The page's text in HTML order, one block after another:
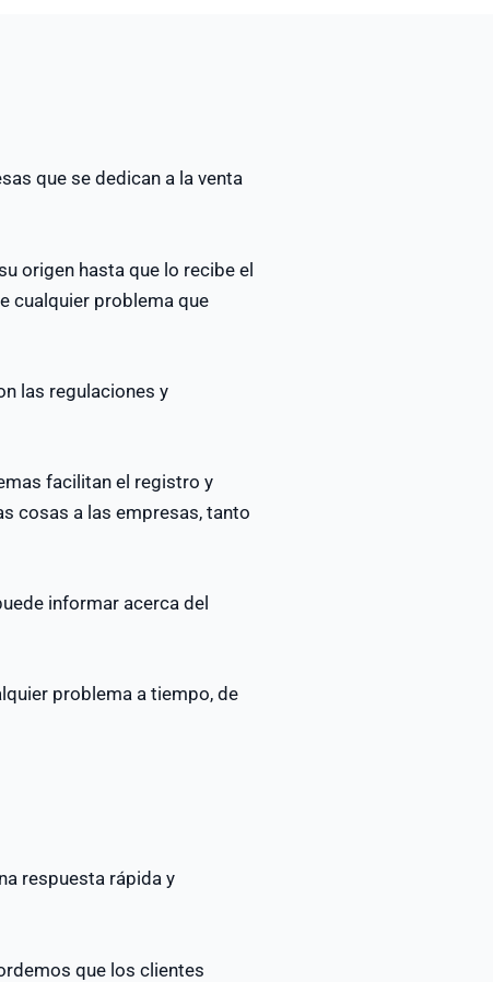
que se dedican a la venta
origen hasta que lo recibe el
cualquier problema que
las regulaciones y
facilitan el registro y
cosas a las empresas, tanto
informar acerca del
problema a tiempo, de
respuesta rápida y
que los clientes